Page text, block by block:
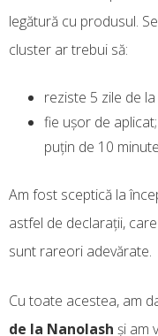
legătură cu produsul.
cluster ar trebui să:
reziste 5 zile de
fie ușor de
puțin de 10
Am fost sceptică la
astfel de declarații,
sunt rareori adevărate.
Cu toate acestea, am
de la Nanolash și am